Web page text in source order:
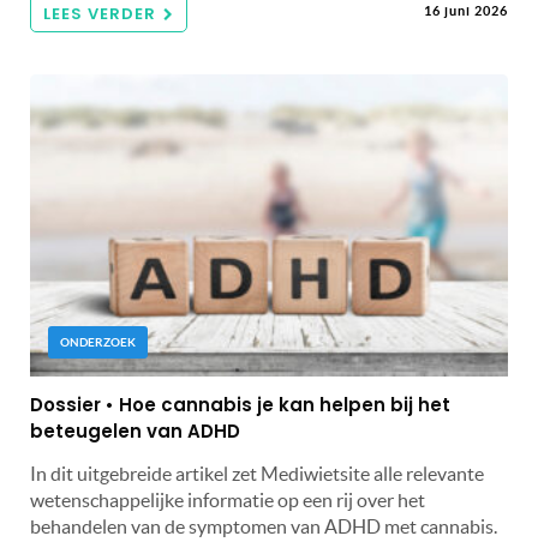
LEES VERDER 16 juni 2026
ONDERZOEK
Dossier • Hoe cannabis je kan helpen bij het
beteugelen van ADHD
In dit uitgebreide artikel zet Mediwietsite alle relevante
wetenschappelijke informatie op een rij over het
behandelen van de symptomen van ADHD met cannabis.